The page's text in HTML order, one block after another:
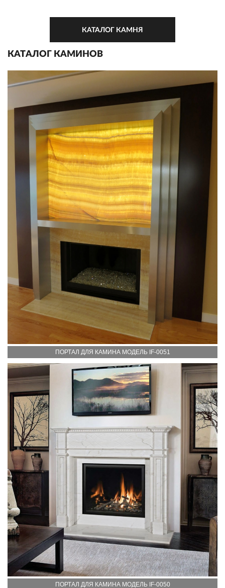
КАТАЛОГ КАМНЯ
КАТАЛОГ КАМИНОВ
ПОРТАЛ ДЛЯ КАМИНА МОДЕЛЬ IF-0051
ПОРТАЛ ДЛЯ КАМИНА МОДЕЛЬ IF-0050